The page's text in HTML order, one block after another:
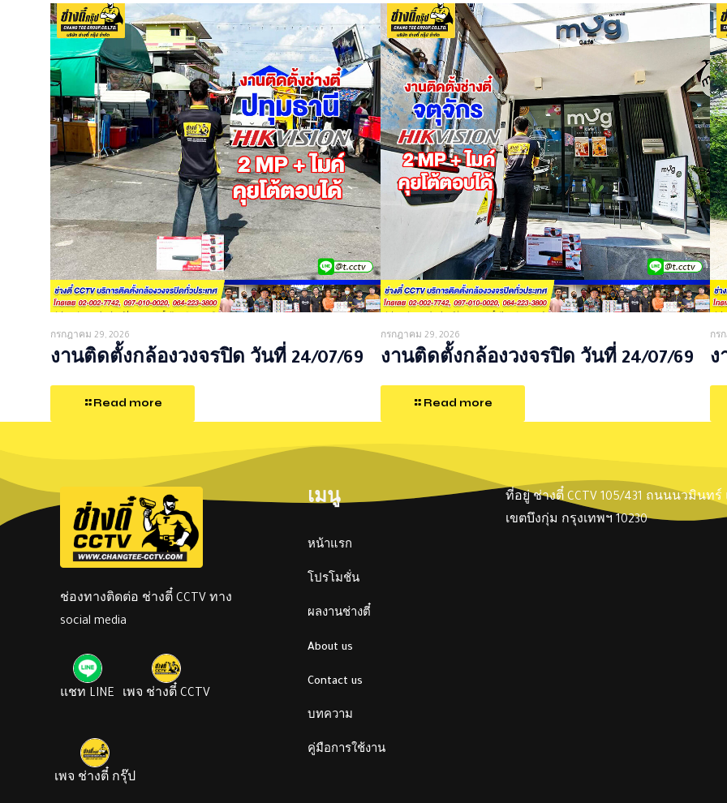
กรกฎาคม 29, 2026
งานติดตั้งกล้องวงจรปิด วันที่ 24/07/69
Read more
กรกฎาคม 29, 2026
งานติดตั้งกล้องวงจรปิด วันที่ 24/07/69
Read more
กร
ง
ช่องทางติดต่อ ช่างตี๋ CCTV ทาง
social media
แชท LINE เพจ ช่างตี๋ CCTV
เพจ ช่างตี๋ กรุ๊ป
เมนู
หน้าแรก
โปรโมชั่น
ผลงานช่างตี๋
About us
Contact us
บทความ
คู่มือการใช้งาน
ที่อยู่ ช่างตี๋ CCTV 105/431 ถนนนวมินท
เขตบึงกุ่ม กรุงเทพฯ 10230